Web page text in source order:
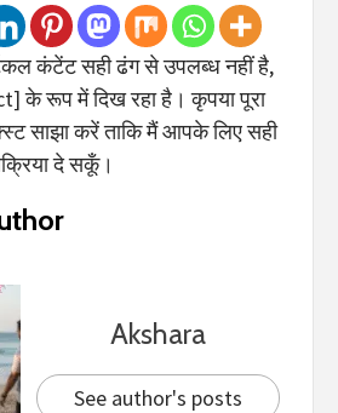
कंटेंट सही ढंग से उपलब्ध नहीं है,
के रूप में दिख रहा है। कृपया पूरा
साझा करें ताकि मैं आपके लिए सही
दे सकूँ।
Akshara
See author's posts